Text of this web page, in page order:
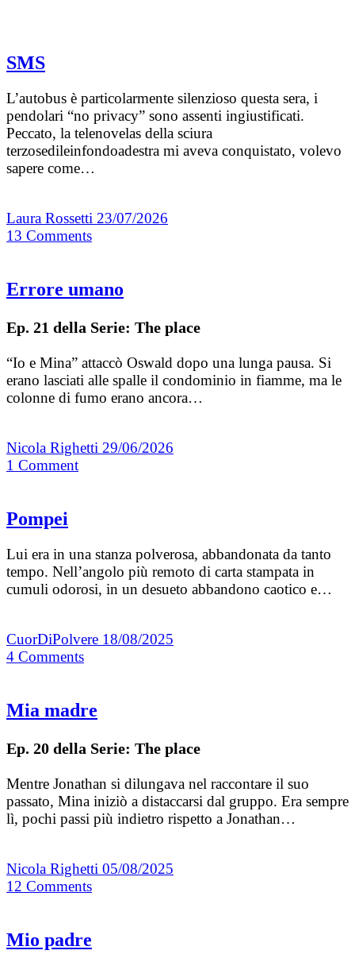
SMS
L’autobus è particolarmente silenzioso questa sera, i
pendolari “no privacy” sono assenti ingiustificati.
Peccato, la telenovelas della sciura
terzosedileinfondoadestra mi aveva conquistato, volevo
sapere come…
Laura Rossetti 23/07/2026
13 Comments
Errore umano
Ep. 21 della Serie: The place
“Io e Mina” attaccò Oswald dopo una lunga pausa. Si
erano lasciati alle spalle il condominio in fiamme, ma le
colonne di fumo erano ancora…
Nicola Righetti 29/06/2026
1 Comment
Pompei
Lui era in una stanza polverosa, abbandonata da tanto
tempo. Nell’angolo più remoto di carta stampata in
cumuli odorosi, in un desueto abbandono caotico e…
CuorDiPolvere 18/08/2025
4 Comments
Mia madre
Ep. 20 della Serie: The place
Mentre Jonathan si dilungava nel raccontare il suo
passato, Mina iniziò a distaccarsi dal gruppo. Era sempre
lì, pochi passi più indietro rispetto a Jonathan…
Nicola Righetti 05/08/2025
12 Comments
Mio padre